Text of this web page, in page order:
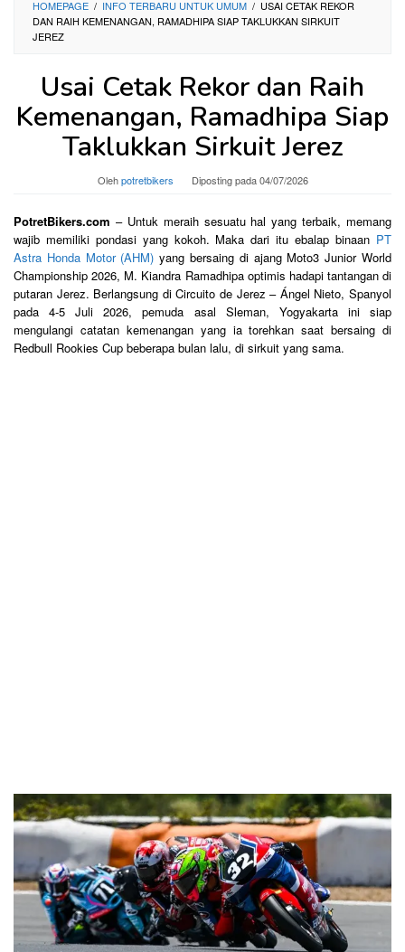
HOMEPAGE / INFO TERBARU UNTUK UMUM / USAI CETAK REKOR
DAN RAIH KEMENANGAN, RAMADHIPA SIAP TAKLUKKAN SIRKUIT
JEREZ
Usai Cetak Rekor dan Raih
Kemenangan, Ramadhipa Siap
Taklukkan Sirkuit Jerez
Olehpotretbikers Diposting pada04/07/2026
PotretBikers.com – Untuk meraih sesuatu hal yang terbaik, memang
wajib memiliki pondasi yang kokoh. Maka dari itu ebalap binaan PT
Astra Honda Motor (AHM) yang bersaing di ajang Moto3 Junior World
Championship 2026, M. Kiandra Ramadhipa optimis hadapi tantangan di
putaran Jerez. Berlangsung di Circuito de Jerez – Ángel Nieto, Spanyol
pada 4-5 Juli 2026, pemuda asal Sleman, Yogyakarta ini siap
mengulangi catatan kemenangan yang ia torehkan saat bersaing di
Redbull Rookies Cup beberapa bulan lalu, di sirkuit yang sama.